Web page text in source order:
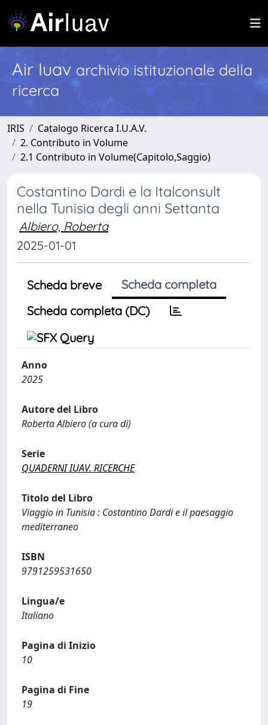
Air Iuav archivio istituzionale della
ricerca
IRIS
Catalogo Ricerca I.U.A.V.
2. Contributo in Volume
2.1 Contributo in Volume(Capitolo,Saggio)
Costantino Dardi e la Italconsult
nella Tunisia degli anni Settanta
Albiero, Roberta
2025-01-01
Scheda breve
Scheda completa
Scheda completa (DC)
Anno
2025
Autore del Libro
Roberta Albiero (a cura di)
Serie
QUADERNI IUAV. RICERCHE
Titolo del Libro
Viaggio in Tunisia : Costantino Dardi e il paesaggio
mediterraneo
ISBN
9791259531650
Lingua/e
Italiano
Pagina di Inizio
10
Pagina di Fine
19